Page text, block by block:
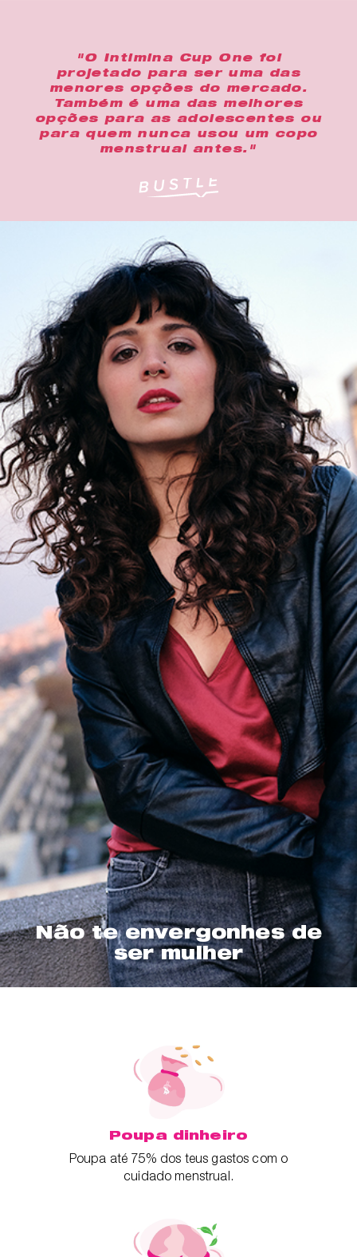
"O Intimina Cup One foi
projetado para ser uma das
menores opções do mercado.
Também é uma das melhores
opções para as adolescentes ou
para quem nunca usou um copo
menstrual antes."
Não te envergonhes de
ser mulher
Poupa dinheiro
Poupa até 75% dos teus gastos com o
cuidado menstrual.